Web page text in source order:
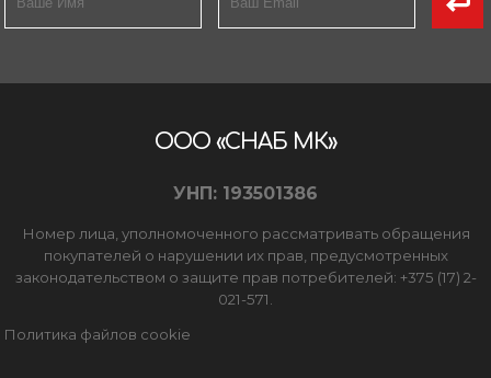
ООО «СНАБ МК»
УНП: 193501386
Номер лица, уполномоченного рассматривать обращения
покупателей о нарушении их прав, предусмотренных
законодательством о защите прав потребителей: +375 (17) 2-
021-571.
Политика файлов cookie